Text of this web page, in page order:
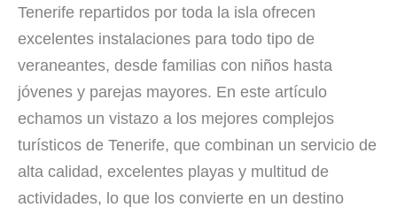
Tenerife repartidos por toda la isla ofrecen
excelentes instalaciones para todo tipo de
veraneantes, desde familias con niños hasta
jóvenes y parejas mayores. En este artículo
echamos un vistazo a los mejores complejos
turísticos de Tenerife, que combinan un servicio de
alta calidad, excelentes playas y multitud de
actividades, lo que los convierte en un destino